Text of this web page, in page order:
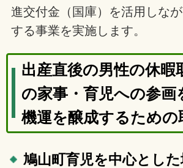
進交付金（国庫）を活用しな
する事業を実施します。
出産直後の男性の休暇
の家事・育児への参画
機運を醸成するための
鳩山町育児を中心とし